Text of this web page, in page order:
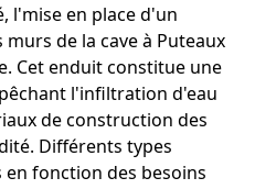
l'mise en place d'un
de la cave à Puteaux
Cet enduit constitue une
l'infiltration d'eau
de construction des
Différents types
fonction des besoins